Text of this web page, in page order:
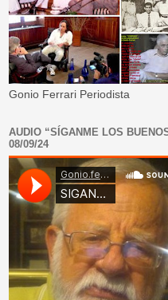
Gonio Ferrari Periodista
AUDIO “SÍGANME LOS
08/09/24